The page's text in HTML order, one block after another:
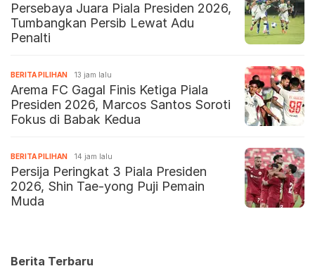
Persebaya Juara Piala Presiden 2026,
Tumbangkan Persib Lewat Adu
Penalti
BERITA PILIHAN 13 jam lalu
Arema FC Gagal Finis Ketiga Piala
Presiden 2026, Marcos Santos Soroti
Fokus di Babak Kedua
BERITA PILIHAN 14 jam lalu
Persija Peringkat 3 Piala Presiden
2026, Shin Tae-yong Puji Pemain
Muda
Berita Terbaru